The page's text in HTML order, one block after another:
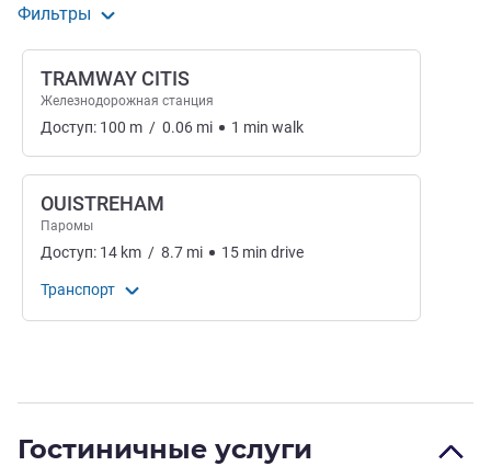
Фильтры
TRAMWAY CITIS
Железнодорожная станция
Доступ: 100 m / 0.06 mi 1 min walk
OUISTREHAM
Паромы
Доступ: 14 km / 8.7 mi 15 min drive
Транспорт
Гостиничные услуги